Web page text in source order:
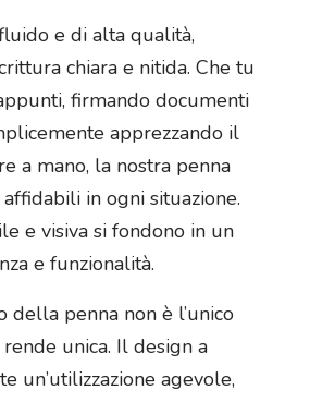
e di alta qualità,
chiara e nitida. Che tu
firmando documenti
apprezzando il
a mano, la nostra penna
in ogni situazione.
e visiva si fondono in un
e funzionalità.
della penna non è l’unico
unica. Il design a
un’utilizzazione agevole,